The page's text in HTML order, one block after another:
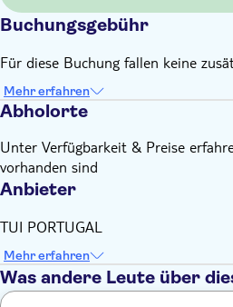
Buchungsgebühr
Für diese Buchung fallen keine
Mehr erfahren
Abholorte
Unter Verfügbarkeit & Preise
vorhanden sind
Anbieter
TUI PORTUGAL
Mehr erfahren
Was andere Leute über